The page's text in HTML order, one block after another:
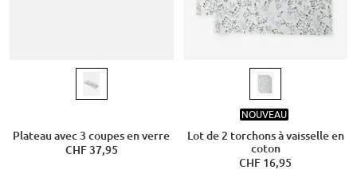
Plateau avec 3 coupes en verre
CHF 37,95
NOUVEAU
Lot de 2 torchons à vaisselle en
coton
CHF 16,95